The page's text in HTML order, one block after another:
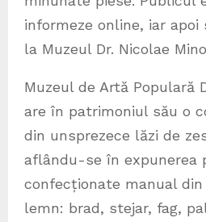
informeze online, iar apoi
la Muzeul Dr. Nicolae
Muzeul de Artă Populară
are în patrimoniul său o
din unsprezece lăzi de
aflându-se în expunerea
confecționate manual
lemn: brad, stejar, fag,